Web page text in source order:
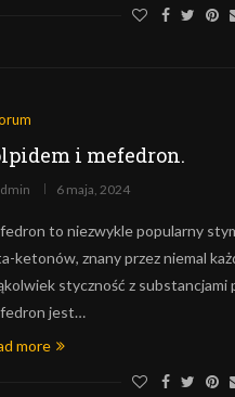
i mefedron.
6 maja, 2024
to niezwykle popularny
ketonów, znany przez niemal
styczność z substancjami
jest…
more